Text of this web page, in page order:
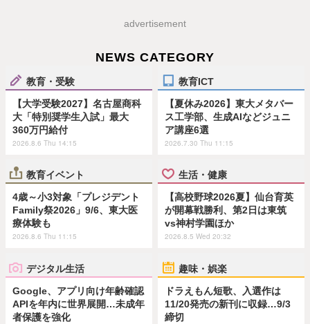
advertisement
NEWS CATEGORY
教育・受験
【大学受験2027】名古屋商科
大「特別奨学生入試」最大
360万円給付
2026.8.6 Thu 14:15
教育ICT
【夏休み2026】東大メタバー
ス工学部、生成AIなどジュニ
ア講座6選
2026.7.30 Thu 11:15
教育イベント
4歳～小3対象「プレジデント
Family祭2026」9/6、東大医
療体験も
2026.8.6 Thu 11:15
生活・健康
【高校野球2026夏】仙台育英
が開幕戦勝利、第2日は東筑
vs神村学園ほか
2026.8.5 Wed 20:32
デジタル生活
Google、アプリ向け年齢確認
APIを年内に世界展開…未成年
者保護を強化
趣味・娯楽
ドラえもん短歌、入選作は
11/20発売の新刊に収録…9/3
締切